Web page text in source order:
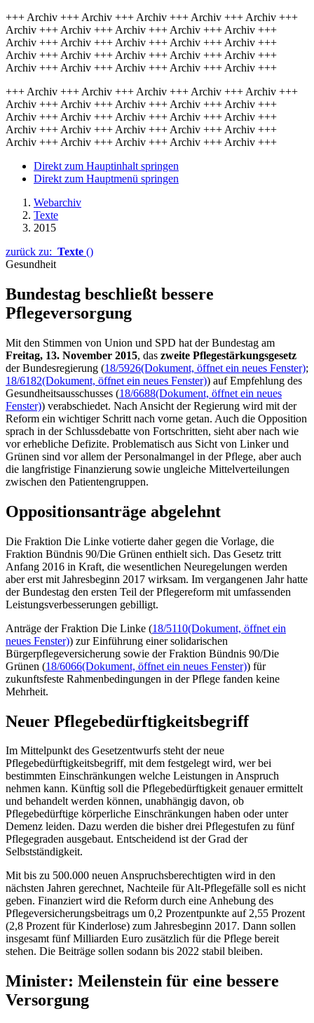
+++ Archiv +++ Archiv +++ Archiv +++ Archiv +++ Archiv +++
Archiv +++ Archiv +++ Archiv +++ Archiv +++ Archiv +++
Archiv +++ Archiv +++ Archiv +++ Archiv +++ Archiv +++
Archiv +++ Archiv +++ Archiv +++ Archiv +++ Archiv +++
Archiv +++ Archiv +++ Archiv +++ Archiv +++ Archiv +++
+++ Archiv +++ Archiv +++ Archiv +++ Archiv +++ Archiv +++
Archiv +++ Archiv +++ Archiv +++ Archiv +++ Archiv +++
Archiv +++ Archiv +++ Archiv +++ Archiv +++ Archiv +++
Archiv +++ Archiv +++ Archiv +++ Archiv +++ Archiv +++
Archiv +++ Archiv +++ Archiv +++ Archiv +++ Archiv +++
Direkt zum Hauptinhalt springen
Direkt zum Hauptmenü springen
Webarchiv
Texte
2015
zurück zu: Texte ()
Gesundheit
Bundestag beschließt bessere
Pflegeversorgung
Mit den Stimmen von Union und SPD hat der Bundestag am
Freitag, 13. November 2015, das zweite Pflegestärkungsgesetz
der Bundesregierung (18/5926(Dokument, öffnet ein neues Fenster);
18/6182(Dokument, öffnet ein neues Fenster)) auf Empfehlung des
Gesundheitsausschusses (18/6688(Dokument, öffnet ein neues
Fenster)) verabschiedet. Nach Ansicht der Regierung wird mit der
Reform ein wichtiger Schritt nach vorne getan. Auch die Opposition
sprach in der Schlussdebatte von Fortschritten, sieht aber nach wie
vor erhebliche Defizite. Problematisch aus Sicht von Linker und
Grünen sind vor allem der Personalmangel in der Pflege, aber auch
die langfristige Finanzierung sowie ungleiche Mittelverteilungen
zwischen den Patientengruppen.
Oppositionsanträge abgelehnt
Die Fraktion Die Linke votierte daher gegen die Vorlage, die
Fraktion Bündnis 90/Die Grünen enthielt sich. Das Gesetz tritt
Anfang 2016 in Kraft, die wesentlichen Neuregelungen werden
aber erst mit Jahresbeginn 2017 wirksam. Im vergangenen Jahr hatte
der Bundestag den ersten Teil der Pflegereform mit umfassenden
Leistungsverbesserungen gebilligt.
Anträge der Fraktion Die Linke (18/5110(Dokument, öffnet ein
neues Fenster)) zur Einführung einer solidarischen
Bürgerpflegeversicherung sowie der Fraktion Bündnis 90/Die
Grünen (18/6066(Dokument, öffnet ein neues Fenster)) für
zukunftsfeste Rahmenbedingungen in der Pflege fanden keine
Mehrheit.
Neuer Pflegebedürftigkeitsbegriff
Im Mittelpunkt des Gesetzentwurfs steht der neue
Pflegebedürftigkeitsbegriff, mit dem festgelegt wird, wer bei
bestimmten Einschränkungen welche Leistungen in Anspruch
nehmen kann. Künftig soll die Pflegebedürftigkeit genauer ermittelt
und behandelt werden können, unabhängig davon, ob
Pflegebedürftige körperliche Einschränkungen haben oder unter
Demenz leiden. Dazu werden die bisher drei Pflegestufen zu fünf
Pflegegraden ausgebaut. Entscheidend ist der Grad der
Selbstständigkeit.
Mit bis zu 500.000 neuen Anspruchsberechtigten wird in den
nächsten Jahren gerechnet, Nachteile für Alt-Pflegefälle soll es nicht
geben. Finanziert wird die Reform durch eine Anhebung des
Pflegeversicherungsbeitrags um 0,2 Prozentpunkte auf 2,55 Prozent
(2,8 Prozent für Kinderlose) zum Jahresbeginn 2017. Dann sollen
insgesamt fünf Milliarden Euro zusätzlich für die Pflege bereit
stehen. Die Beiträge sollen sodann bis 2022 stabil bleiben.
Minister: Meilenstein für eine bessere
Versorgung